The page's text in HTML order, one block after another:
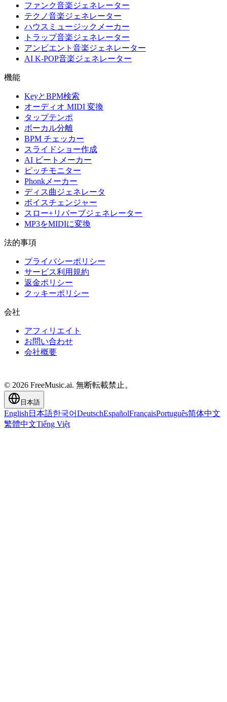
ファンク音楽ジェネレーター
テクノ音楽ジェネレーター
ハウスミュージックメーカー
トラップ音楽ジェネレーター
アンビエント音楽ジェネレーター
AI K-POP音楽ジェネレーター
機能
KeyとBPM検索
オーディオ MIDI 変換
タップテンポ
ボーカル分離
BPM チェッカー
スライドショー作成
AI ビートメーカー
ピッチモニター
Phonkメーカー
ディス曲ジェネレータ
ボイスチェンジャー
スロー+リバーブジェネレーター
MP3をMIDIに変換
法的事項
プライバシーポリシー
サービス利用規約
返金ポリシー
クッキーポリシー
会社
アフィリエイト
お問い合わせ
会社概要
© 2026 FreeMusic.ai. 無断転載禁止。
日本語
English 日本語한국어DeutschEspañolFrançaisPortuguês简体中文
繁體中文Tiếng Việt